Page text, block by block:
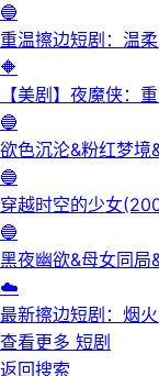
🔵
重温擦边短剧：温
&老刘又胖啦&刘倩宇
🔶
【美剧】夜魔侠：
3集
🔵
欲色沉沦&粉红梦境
正洁
🔵
穿越时空的少女
【中文字幕】【爱情
🔵
黑夜幽欲&母女同局
服&黑夜欲牢（完整
☁️
最新擦边短剧：烟
系&锅边失守（完整
查看更多 短剧
返回搜索